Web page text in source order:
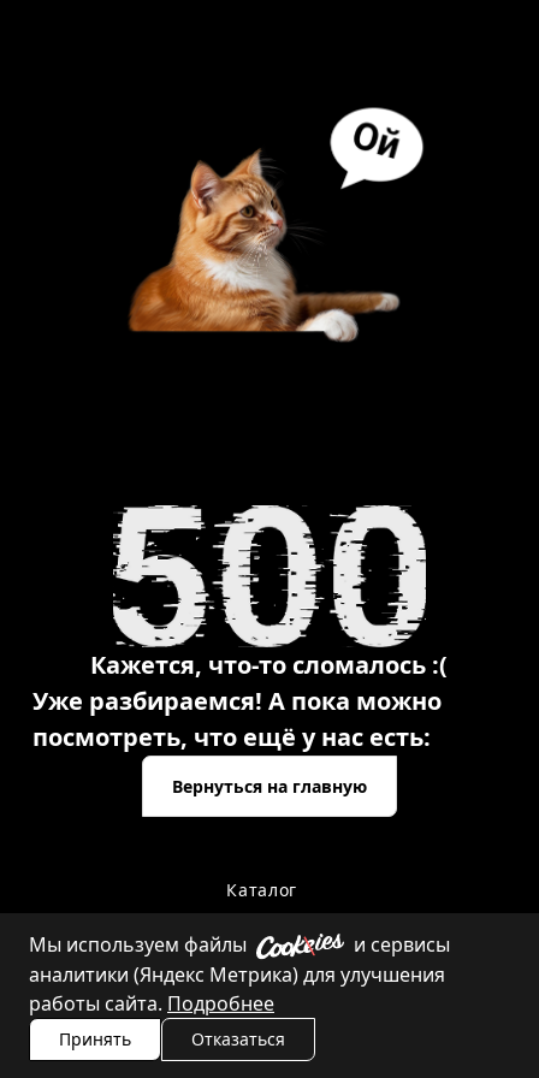
Кажется, что-то сломалось :(
Уже разбираемся! А пока можно
посмотреть, что ещё у нас есть:
Вернуться на главную
Каталог
Контакты
Мы используем файлы
и сервисы
аналитики (Яндекс Метрика) для улучшения
работы сайта. Подробнее
Принять Отказаться